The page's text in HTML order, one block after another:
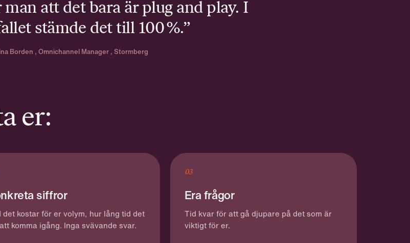
att det bara är plug and play. I
stämde det till 100 %.”
Borden , Omnichannel Manager , Stormberg
er:
siffror
det kostar för er volym, hur lång tid det
komma igång. Inga svävande svar.
03
Era frågor
Tid kvar för att gå djupare på det som är
viktigt för er.